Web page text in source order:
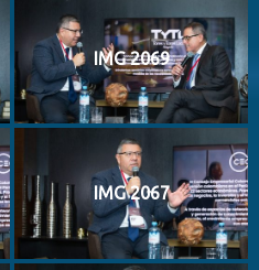
IMG 2069
IMG 2067